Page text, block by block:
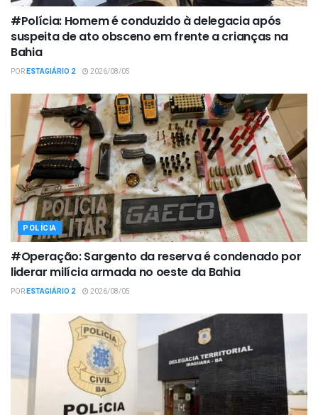
#Polícia: Homem é conduzido à delegacia após
suspeita de ato obsceno em frente a crianças na
Bahia
PORESTAGIÁRIO 2 2026/08/05
POLÍCIA
#Operação: Sargento da reserva é condenado por
liderar milícia armada no oeste da Bahia
PORESTAGIÁRIO 2 2026/08/05